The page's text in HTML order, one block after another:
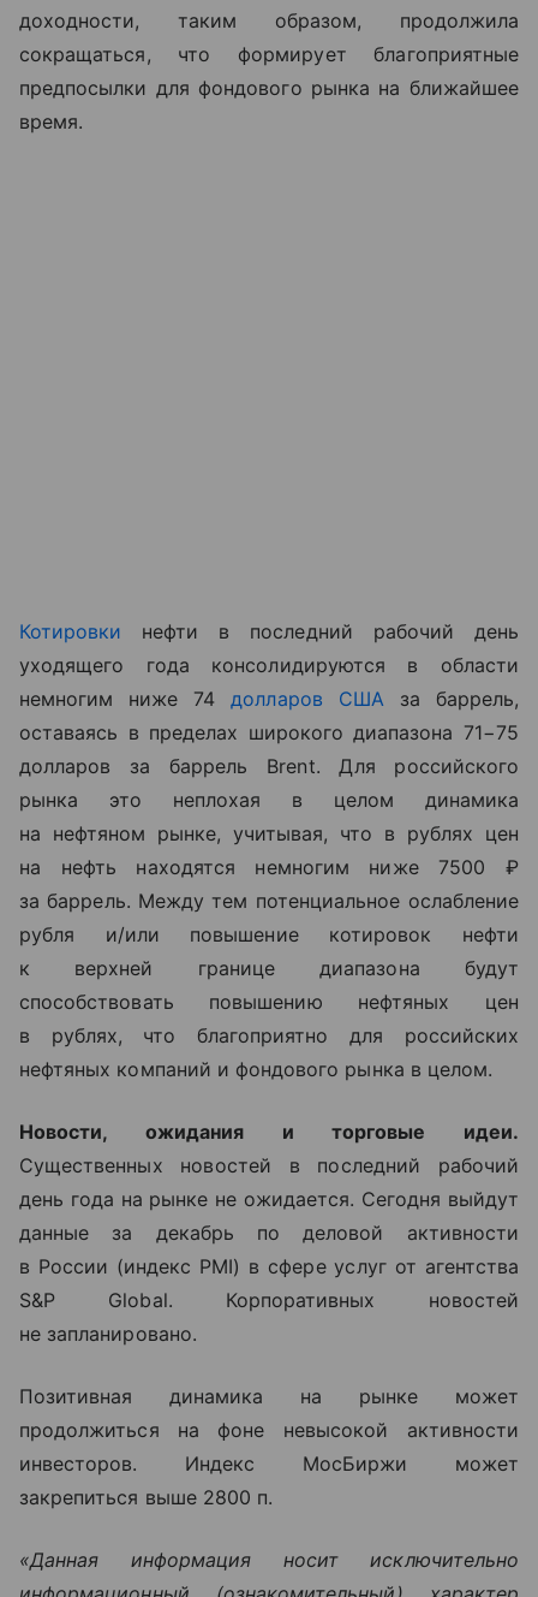
доходности, таким образом, продолжила
сокращаться, что формирует благоприятные
предпосылки для фондового рынка на ближайшее
время.
Котировки нефти в последний рабочий день
уходящего года консолидируются в области
немногим ниже 74долларов США за баррель,
оставаясь в пределах широкого диапазона 71−75
долларов за баррель Brent. Для российского
рынка это неплохая в целом динамика
на нефтяном рынке, учитывая, что в рублях цен
на нефть находятся немногим ниже 7500 ₽
за баррель. Между тем потенциальное ослабление
рубля и/или повышение котировок нефти
к верхней границе диапазона будут
способствовать повышению нефтяных цен
в рублях, что благоприятно для российских
нефтяных компаний и фондового рынка в целом.
Новости, ожидания и торговые идеи.
Существенных новостей в последний рабочий
день года на рынке не ожидается. Сегодня выйдут
данные за декабрь по деловой активности
в России (индекс PMI) в сфере услуг от агентства
S&P Globаl. Корпоративных новостей
не запланировано.
Позитивная динамика на рынке может
продолжиться на фоне невысокой активности
инвесторов. Индекс МосБиржи может
закрепиться выше 2800 п.
«Данная информация носит исключительно